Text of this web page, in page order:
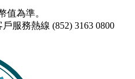
值為準。
服務熱線 (852) 3163 0800